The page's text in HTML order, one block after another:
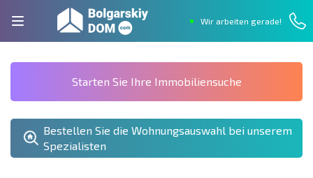
Wir arbeiten gerade!
Starten Sie Ihre Immobiliensuche
Bestellen Sie die Wohnungsauswahl bei unserem
Spezialisten